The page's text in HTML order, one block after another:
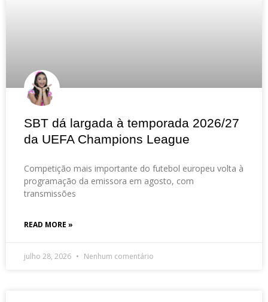
SBT dá largada à temporada 2026/27
da UEFA Champions League
Competição mais importante do futebol europeu volta à
programação da emissora em agosto, com
transmissões
READ MORE »
julho 28, 2026 Nenhum comentário